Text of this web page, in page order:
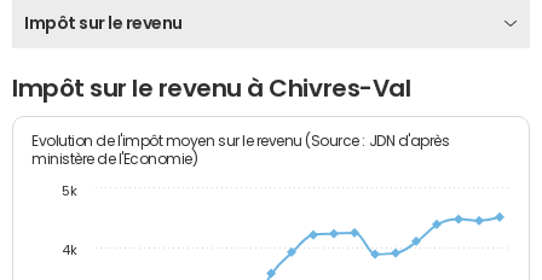
Impôt sur le revenu
Impôt sur le revenu à Chivres-Val
Evolution de l'impôt moyen sur le revenu (Source : JDN d'après
ministère de l'Economie)
4k
5k